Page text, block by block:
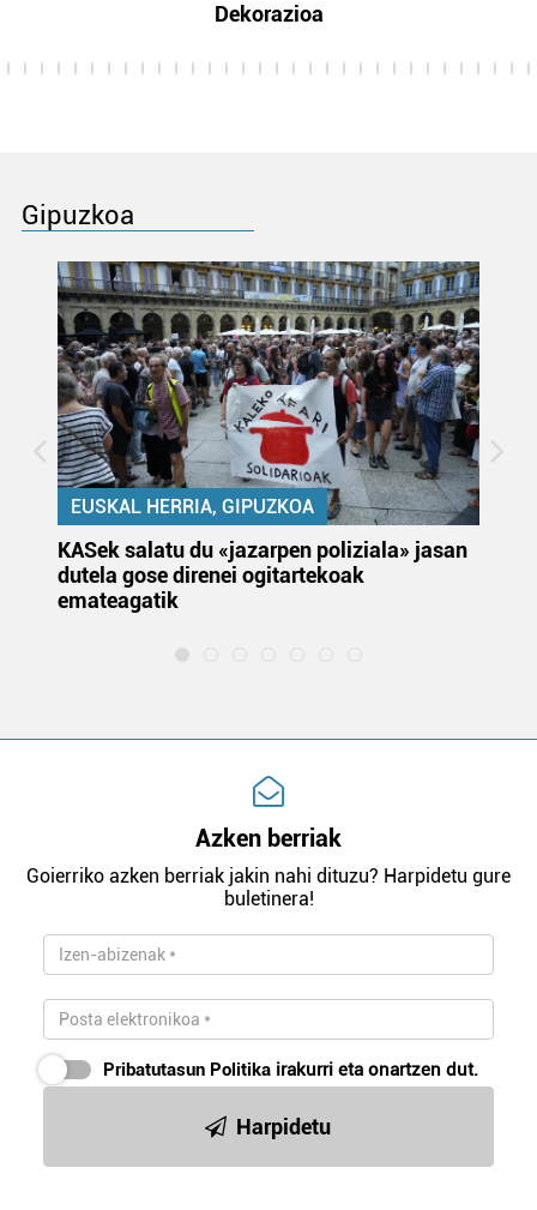
Dekorazioa
Gipuzkoa
EUSKAL HERRIA, GIPUZKOA
KASek salatu du «jazarpen poliziala» jasan
dutela gose direnei ogitartekoak
emateagatik
Azken berriak
Goierriko azken berriak jakin nahi dituzu? Harpidetu gure
buletinera!
Pribatutasun Politika irakurri eta onartzen dut.
Harpidetu